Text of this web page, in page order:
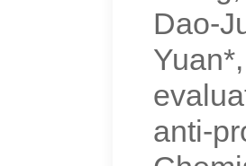
Dao-
anti-